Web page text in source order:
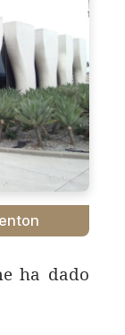
ha dado